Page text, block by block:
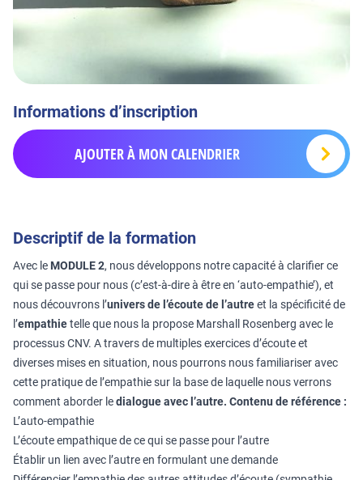
Informations d’inscription
AJOUTER À MON CALENDRIER
Descriptif de la formation
Avec le MODULE 2, nous développons notre capacité à clarifier ce
qui se passe pour nous (c’est-à-dire à être en ‘auto-empathie’), et
nous découvrons l’univers de l’écoute de l’autreet la spécificité de
l’empathietelle que nous la propose Marshall Rosenberg avec le
processus CNV. A travers de multiples exercices d’écoute et
diverses mises en situation, nous pourrons nous familiariser avec
cette pratique de l’empathie sur la base de laquelle nous verrons
comment aborder ledialogue avec l’autre. Contenu de référence :
L’auto-empathie
L’écoute empathique de ce qui se passe pour l’autre
Établir un lien avec l’autre en formulant une demande